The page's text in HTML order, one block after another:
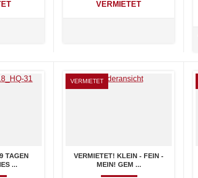
VERMIETET
TAGEN
...
VERMIETET
VERMIETET! KLEIN - FEIN -
MEIN! GEM ...